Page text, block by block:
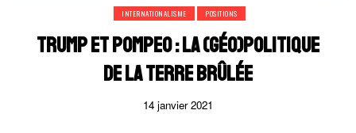
INTERNATIONALISME POSITIONS
TRUMP ET POMPEO : LA (GÉO)POLITIQUE
DE LA TERRE BRÛLÉE
14 janvier 2021